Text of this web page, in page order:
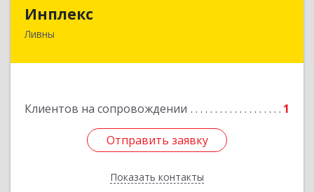
Инплекс
Ливны
Клиентов на сопровождении 1
Отправить заявку
Показать контакты
Отправить заявку
Назад